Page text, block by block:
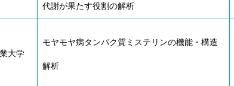
代謝が果たす役割の解析
大学
モヤモヤ病タンパク質ミステリンの機能・構造
解析